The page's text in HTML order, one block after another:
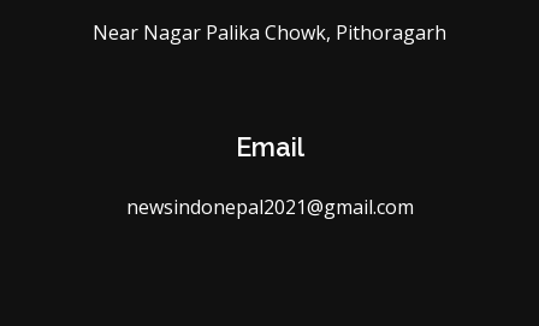
Near Nagar Palika Chowk, Pithoragarh
Email
newsindonepal2021@gmail.com